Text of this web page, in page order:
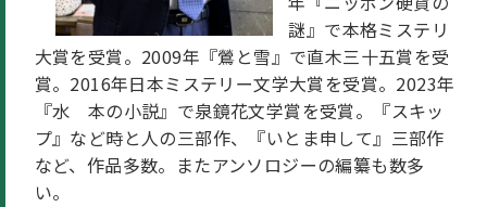
謎』で本格ミステリ
大賞を受賞。2009年『鶯と雪』で直木三十五賞を受
賞。2016年日本ミステリー文学大賞を受賞。2023年
『水　本の小説』で泉鏡花文学賞を受賞。『スキッ
プ』など時と人の三部作、『いとま申して』三部作
など、作品多数。またアンソロジーの編纂も数多
い。